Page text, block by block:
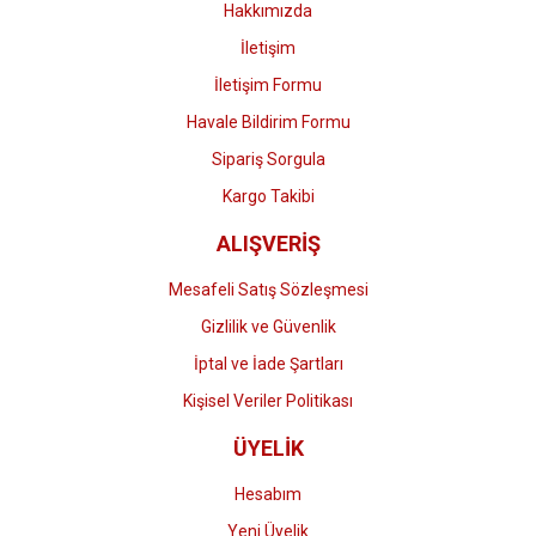
Gönder
Hakkımızda
İletişim
İletişim Formu
Havale Bildirim Formu
Sipariş Sorgula
Kargo Takibi
ALIŞVERİŞ
Mesafeli Satış Sözleşmesi
Gizlilik ve Güvenlik
İptal ve İade Şartları
Kişisel Veriler Politikası
ÜYELİK
Hesabım
Yeni Üyelik